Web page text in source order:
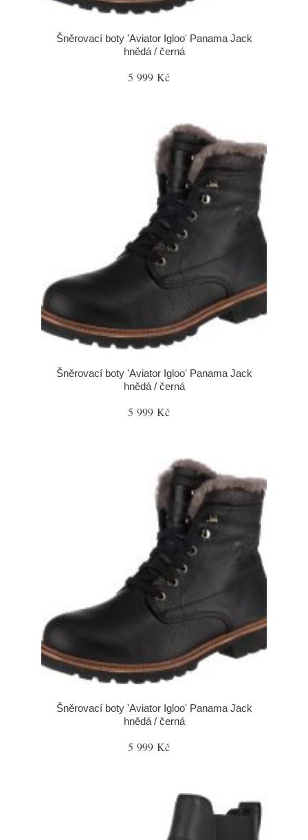
Šněrovací boty 'Aviator Igloo' Panama Jack
hnědá / černá
5 999 Kč
Šněrovací boty 'Aviator Igloo' Panama Jack
hnědá / černá
5 999 Kč
Šněrovací boty 'Aviator Igloo' Panama Jack
hnědá / černá
5 999 Kč